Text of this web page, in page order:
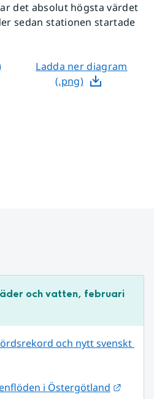
det absolut högsta värdet
sedan stationen startade
Ladda ner diagram
(.png)
och vatten, februari
och nytt svenskt
i Östergötland